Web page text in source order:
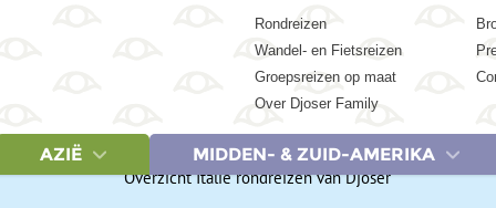
Rondreizen
Wandel- en Fietsreizen
Groepsreizen op maat
Over Djoser Family
AZIË
MIDDEN- & ZUID-AMERIKA
REIZEN